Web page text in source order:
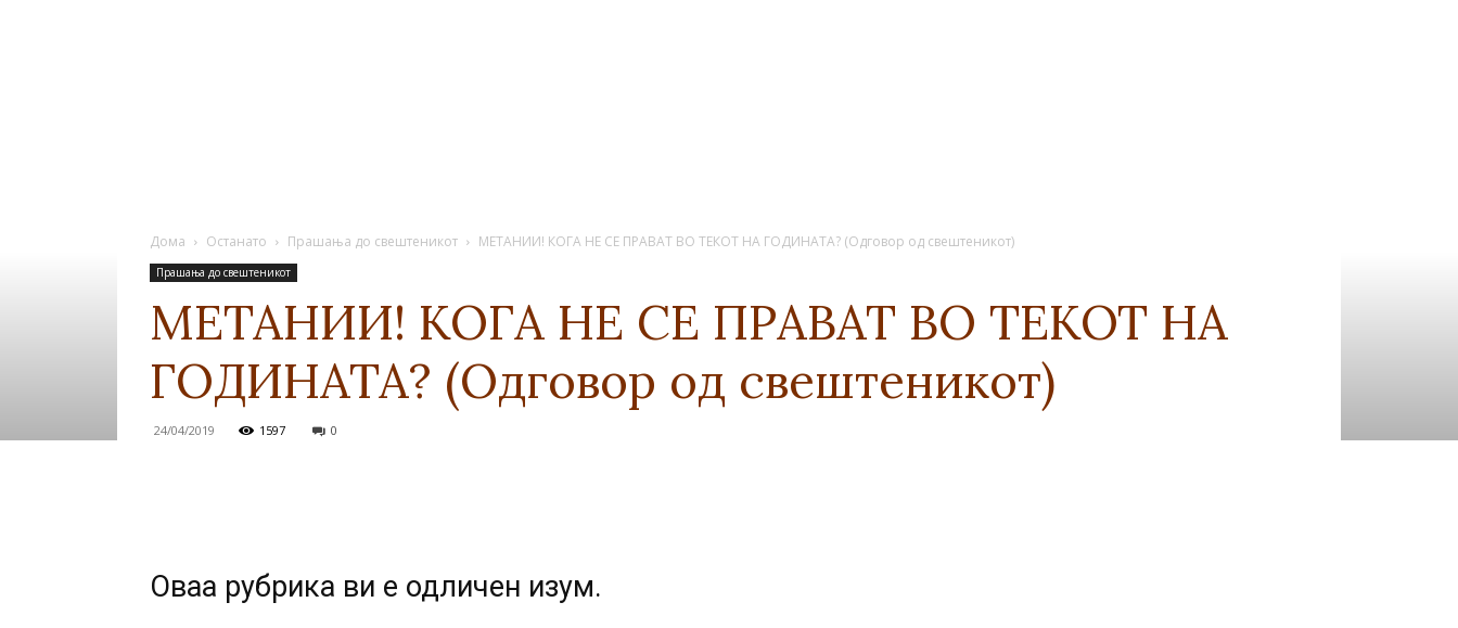
Дома Останато Прашања до свештеникот МЕТАНИИ! КОГА НЕ СЕ ПРАВАТ ВО ТЕКОТ НА ГОДИНАТА? (Одговор од свештеникот)
Прашања до свештеникот
МЕТАНИИ! КОГА НЕ СЕ ПРАВАТ ВО ТЕКОТ НА
ГОДИНАТА? (Одговор од свештеникот)
24/04/2019 1597 0
Оваа рубрика ви е одличен изум.